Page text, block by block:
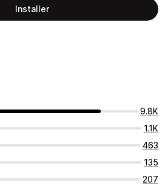
Installer
9.8K
1.1K
463
135
207